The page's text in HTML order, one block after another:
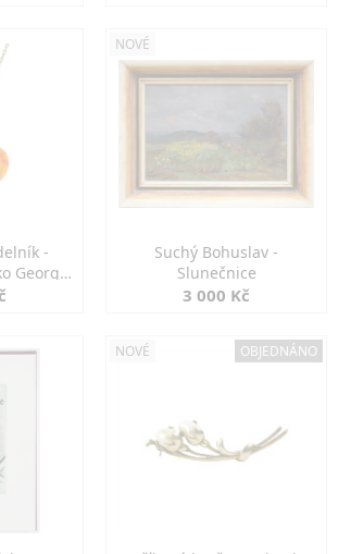
-
Georg
NOVÉ
Suchý Bohuslav -
Slunečnice
3 000 Kč
NOVÉ OBJEDNÁNO